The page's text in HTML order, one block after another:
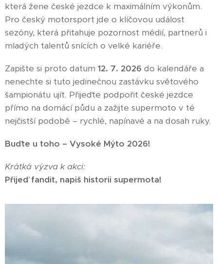
která žene české jezdce k maximálním výkonům.
Pro český motorsport jde o klíčovou událost
sezóny, která přitahuje pozornost médií, partnerů i
mladých talentů snících o velké kariéře.
Zapište si proto datum 12. 7. 2026 do kalendáře a
nenechte si tuto jedinečnou zastávku světového
šampionátu ujít. Přijeďte podpořit české jezdce
přímo na domácí půdu a zažijte supermoto v té
nejčistší podobě – rychlé, napínavé a na dosah ruky.
Buďte u toho – Vysoké Mýto 2026!
Krátká výzva k akci:
Přijeď fandit, napiš historii supermota!